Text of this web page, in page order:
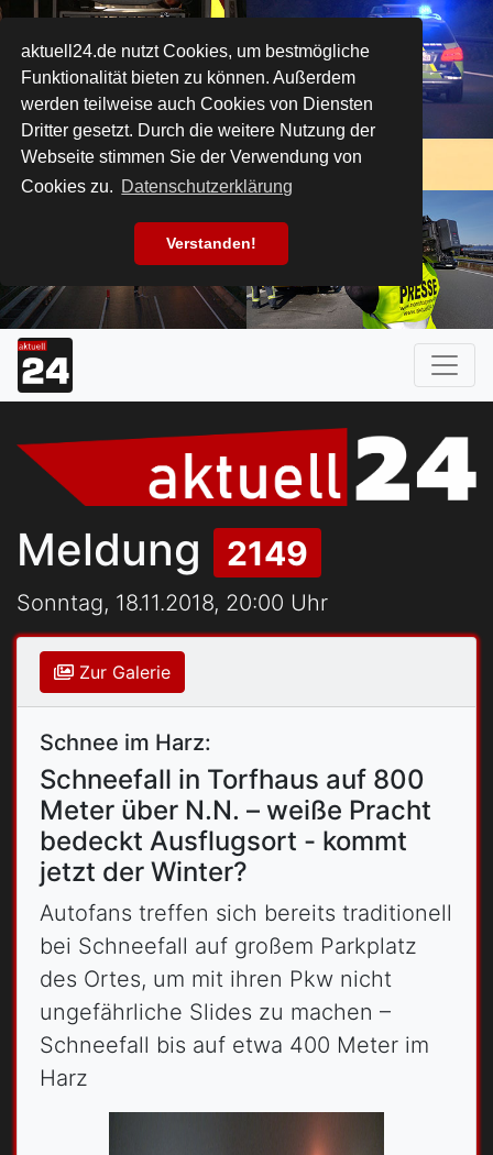
aktuell24.de nutzt Cookies, um bestmögliche
Funktionalität bieten zu können. Außerdem
werden teilweise auch Cookies von Diensten
Dritter gesetzt. Durch die weitere Nutzung der
Webseite stimmen Sie der Verwendung von
Cookies zu. Datenschutzerklärung
Verstanden!
Meldung 2149
Sonntag, 18.11.2018, 20:00 Uhr
Zur Galerie
Schnee im Harz:
Schneefall in Torfhaus auf 800
Meter über N.N. – weiße Pracht
bedeckt Ausflugsort - kommt
jetzt der Winter?
Autofans treffen sich bereits traditionell
bei Schneefall auf großem Parkplatz
des Ortes, um mit ihren Pkw nicht
ungefährliche Slides zu machen –
Schneefall bis auf etwa 400 Meter im
Harz